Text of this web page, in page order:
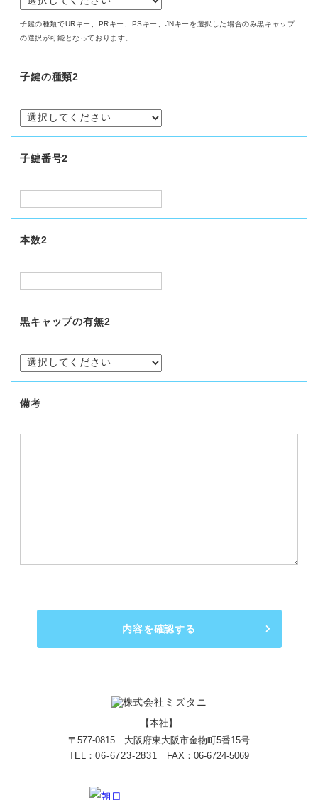
子鍵の種類でURキー、PRキー、PSキー、JNキーを選択した場合のみ黒キャップ
の選択が可能となっております。
子鍵の種類2
子鍵番号2
本数2
黒キャップの有無2
備考
内容を確認する
【本社】
〒577-0815 大阪府東大阪市金物町5番15号
TEL：06-6723-2831 FAX：06-6724-5069